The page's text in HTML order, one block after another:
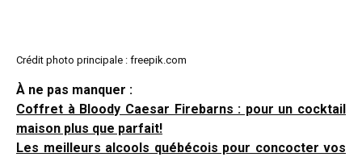
Crédit photo principale : freepik.com
À ne pas manquer :
Coffret à Bloody Caesar Firebarns : pour un cocktail
maison plus que parfait!
Les meilleurs alcools québécois pour concocter vos